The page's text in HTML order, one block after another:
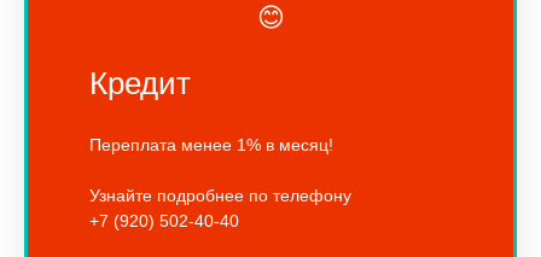
😊
Кредит
Переплата менее 1% в месяц!
Узнайте подробнее по телефону
+7 (920) 502-40-40